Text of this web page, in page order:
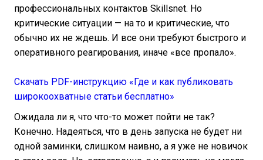
профессиональных контактов Skillsnet. Но
критические ситуации — на то и критические, что
обычно их не ждешь. И все они требуют быстрого и
оперативного реагирования, иначе «все пропало».
Скачать PDF-инструкцию «Где и как публиковать
широкоохватные статьи бесплатно»
Ожидала ли я, что что-то может пойти не так?
Конечно. Надеяться, что в день запуска не будет ни
одной заминки, слишком наивно, а я уже не новичок